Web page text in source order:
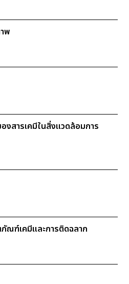
พ
งสารเคมีในสิ่งแวดล้อมการ
ณฑ์เคมีและการติดฉลาก